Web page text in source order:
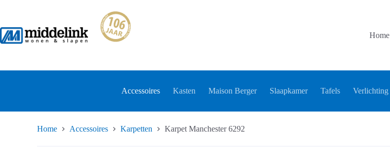
inhoud
Home
Accessoires Kasten Maison Berger Slaapkamer Tafels Verlichting
Home Accessoires Karpetten Karpet Manchester 6292